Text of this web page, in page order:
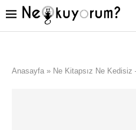
Anasayfa » Ne Kitapsız Ne Kedisiz